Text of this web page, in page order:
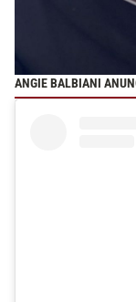
ANGIE BALBIANI